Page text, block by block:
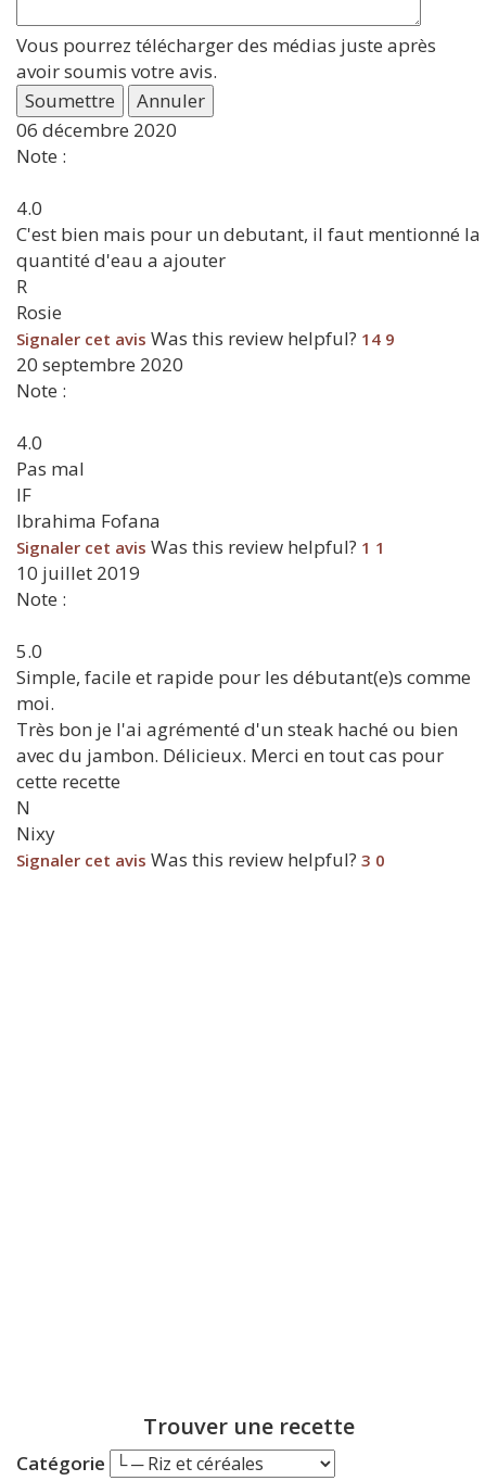
Vous pourrez télécharger des médias juste après
avoir soumis votre avis.
Soumettre
Annuler
06 décembre 2020
Note :
4.0
C'est bien mais pour un debutant, il faut mentionné la
quantité d'eau a ajouter
R
Rosie
Signaler cet avis Was this review helpful? 14 9
20 septembre 2020
Note :
4.0
Pas mal
IF
Ibrahima Fofana
Signaler cet avis Was this review helpful? 1 1
10 juillet 2019
Note :
5.0
Simple, facile et rapide pour les débutant(e)s comme
moi.
Très bon je l'ai agrémenté d'un steak haché ou bien
avec du jambon. Délicieux. Merci en tout cas pour
cette recette
N
Nixy
Signaler cet avis Was this review helpful? 3 0
Trouver une recette
Catégorie